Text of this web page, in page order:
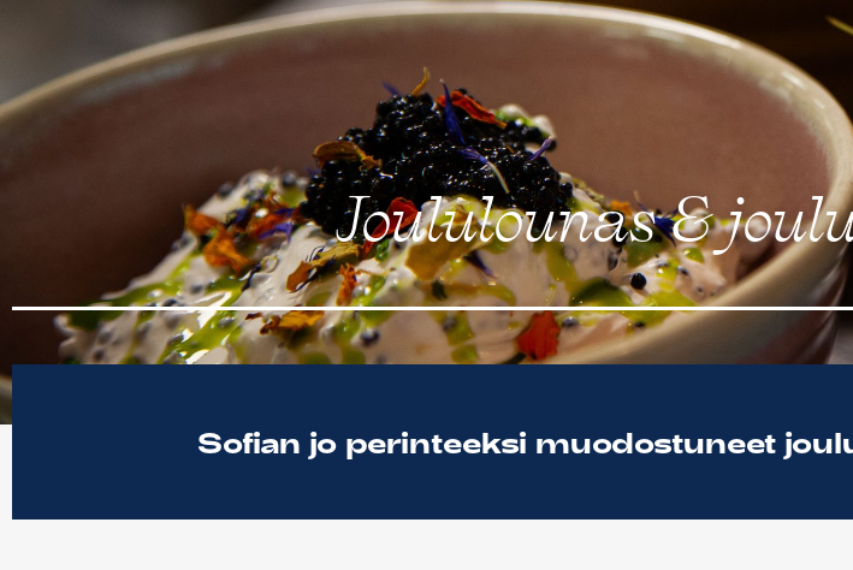
Joululounas &
Sofian jo perinteeksi muodostuneet